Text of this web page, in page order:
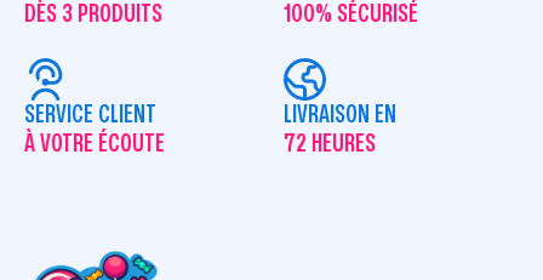
DÈS 3 PRODUITS
100% SÉCURISÉ
SERVICE CLIENT
À VOTRE ÉCOUTE
LIVRAISON EN
72 HEURES